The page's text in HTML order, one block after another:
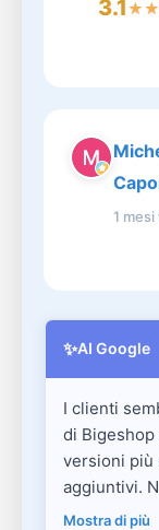
3.1 ★★
1 mesi
✨AI Google
I clienti
di
versioni più
aggiuntivi.
Mostra di più